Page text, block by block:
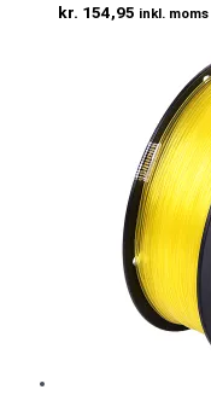
kr. 154,95 inkl. moms